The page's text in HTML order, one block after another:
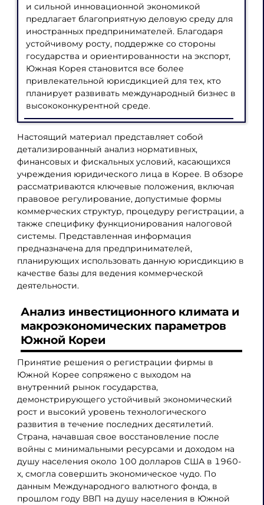
и сильной инновационной экономикой
предлагает благоприятную деловую среду для
иностранных предпринимателей. Благодаря
устойчивому росту, поддержке со стороны
государства и ориентированности на экспорт,
Южная Корея становится все более
привлекательной юрисдикцией для тех, кто
планирует развивать международный бизнес в
высококонкурентной среде.
Настоящий материал представляет собой
детализированный анализ нормативных,
финансовых и фискальных условий, касающихся
учреждения юридического лица в Корее. В обзоре
рассматриваются ключевые положения, включая
правовое регулирование, допустимые формы
коммерческих структур, процедуру регистрации, а
также специфику функционирования налоговой
системы. Представленная информация
предназначена для предпринимателей,
планирующих использовать данную юрисдикцию в
качестве базы для ведения коммерческой
деятельности.
Анализ инвестиционного климата и
макроэкономических параметров
Южной Кореи
Принятие решения о регистрации фирмы в
Южной Корее сопряжено с выходом на
внутренний рынок государства,
демонстрирующего устойчивый экономический
рост и высокий уровень технологического
развития в течение последних десятилетий.
Страна, начавшая свое восстановление после
войны с минимальными ресурсами и доходом на
душу населения около 100 долларов США в 1960-
х, смогла совершить экономическое чудо. По
данным Международного валютного фонда, в
прошлом году ВВП на душу населения в Южной